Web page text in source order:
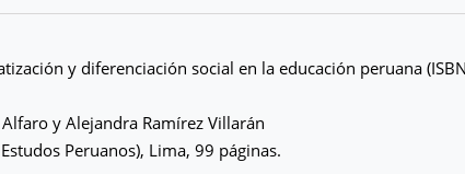
y diferenciación social en la educación peruana (ISBN
y Alejandra Ramírez Villarán
Peruanos), Lima, 99 páginas.